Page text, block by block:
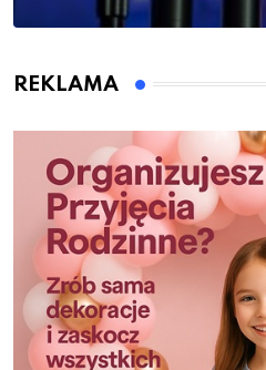
REKLAMA